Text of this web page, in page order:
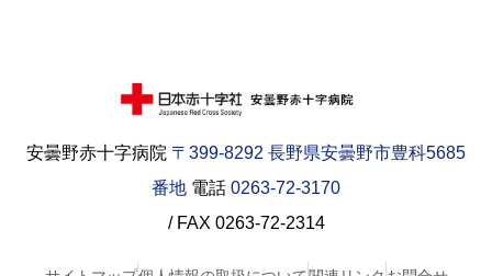
安曇野赤十字病院 〒399-8292 長野県安曇野市豊科5685
番地 電話 0263-72-3170
/ FAX 0263-72-2314